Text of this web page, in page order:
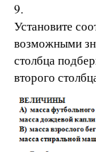
9.
Установите
возможными
столбца
второго